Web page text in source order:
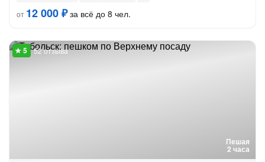
от 12 000 ₽за всё до 8 чел.
Пешая
2 часа
52 отзыва